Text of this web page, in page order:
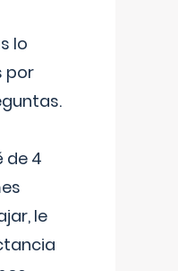
lo
por
de 4
le